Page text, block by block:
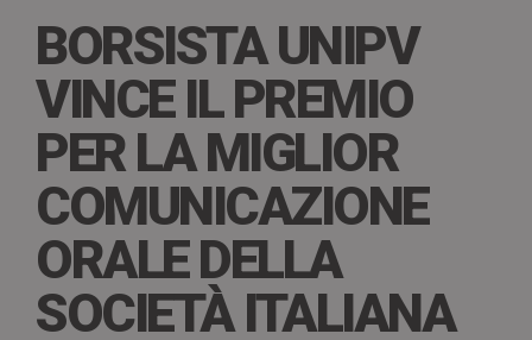
BORSISTA UNIPV
VINCE IL PREMIO
PER LA MIGLIOR
COMUNICAZIONE
ORALE DELLA
SOCIETÀ ITALIANA